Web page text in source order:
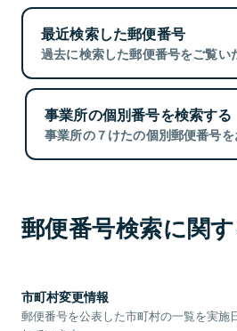
最近検索した郵便番号
過去に検索した郵便番号をご覧い
事業所の個別番号を検索する
事業所の７けたの個別郵便番号を
郵便番号検索に関
市町村変更情報
郵便番号を公表した市町村の一覧を実施